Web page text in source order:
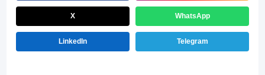
X WhatsApp
LinkedIn Telegram